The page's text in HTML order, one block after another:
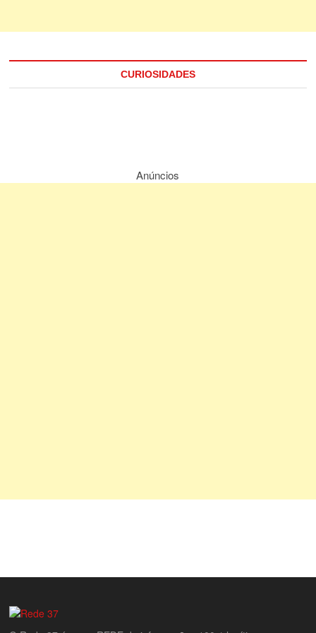
CURIOSIDADES
Anúncios